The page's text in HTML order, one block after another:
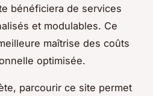
bénéficiera de services
et modulables. Ce
maîtrise des coûts
optimisée.
parcourir ce site permet